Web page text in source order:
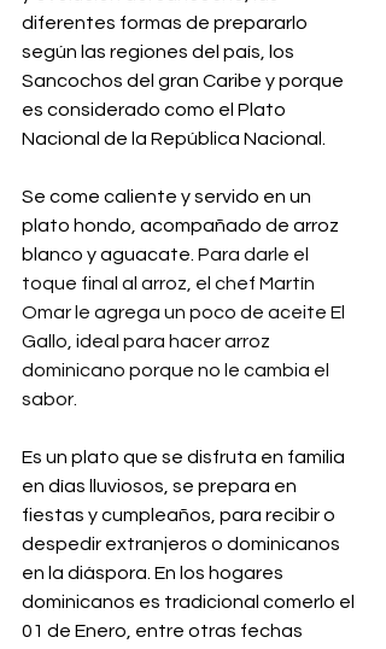
diferentes formas de prepararlo
según las regiones del país, los
Sancochos del gran Caribe y porque
es considerado como el Plato
Nacional de la República Nacional.
Se come caliente y servido en un
plato hondo, acompañado de arroz
blanco y aguacate. Para darle el
toque final al arroz, el chef Martín
Omar le agrega un poco de aceite El
Gallo, ideal para hacer arroz
dominicano porque no le cambia el
sabor.
Es un plato que se disfruta en familia
en días lluviosos, se prepara en
fiestas y cumpleaños, para recibir o
despedir extranjeros o dominicanos
en la diáspora. En los hogares
dominicanos es tradicional comerlo el
01 de Enero, entre otras fechas